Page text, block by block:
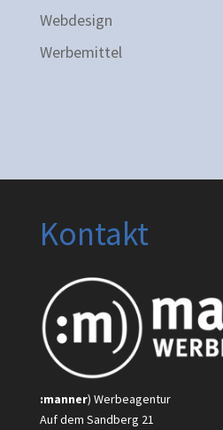
Webdesign
Werbemittel
Kontakt
:manner) Werbeagentur
Auf dem Sandberg 21